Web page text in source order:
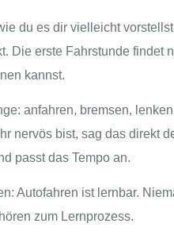
du es dir vielleicht
Die erste Fahrstunde findet
kannst.
anfahren, bremsen,
nervös bist, sag das direkt
passt das Tempo an.
Autofahren ist lernbar.
zum Lernprozess.